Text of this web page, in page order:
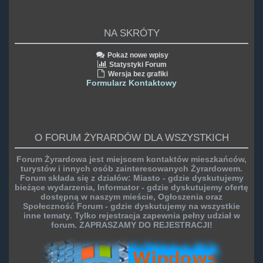
NA SKRÓTY
Pokaż nowe wpisy
Statystyki Forum
Wersja bez grafiki
Formularz Kontaktowy
O FORUM ŻYRARDÓW DLA WSZYSTKICH
Forum Żyrardowa jest miejscem kontaktów mieszkańców,
Forum składa się z działów: Miasto - gdzie dyskutujemy
bieżące wydarzenia, Informator - gdzie dyskutujemy ofertę
dostępną w naszym mieście, Ogłoszenia oraz